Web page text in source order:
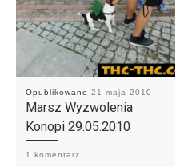
Opublikowano 21 maja 2010
Marsz Wyzwolenia
Konopi 29.05.2010
1 komentarz